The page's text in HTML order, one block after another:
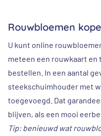
Rouwbloemen
U kunt online
meteen een rouwkaart
bestellen. In een aantal
steekschuimhouder met
toegevoegd. Dat
blijven, als een mooi
Tip: benieuwd wat